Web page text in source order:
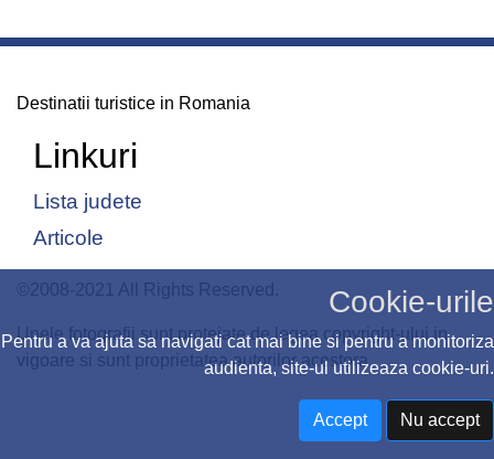
Cookie-urile
Pentru a va ajuta sa navigati cat mai bine si pentru a monitoriza
audienta, site-ul utilizeaza cookie-uri.
Accept Nu accept
Destinatii turistice in Romania
Linkuri
Lista judete
Articole
©2008-2021 All Rights Reserved.
Unele fotografii sunt protejate de legea copyright-ului in
vigoare si sunt proprietatea autorilor acestora